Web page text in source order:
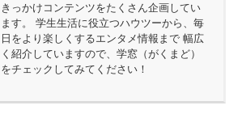
きっかけコンテンツをたくさん企画してい
ます。 学生生活に役立つハウツーから、毎
日をより楽しくするエンタメ情報まで 幅広
く紹介していますので、学窓（がくまど）
をチェックしてみてください！